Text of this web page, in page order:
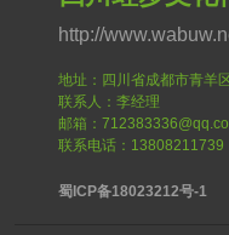
http://
地址：四川省成都市青羊
联系人：李经理
邮箱：
联系电话：13808211739
蜀ICP备18023212号-1